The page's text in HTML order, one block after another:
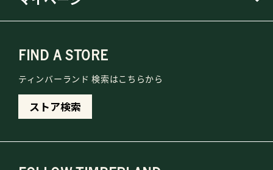
FIND A STORE
ティンバーランド 検索はこちらから
ストア検索